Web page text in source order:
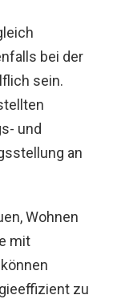
bei der
sein.
und
an
Wohnen
mit
zu